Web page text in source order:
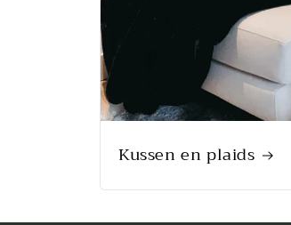
Kussen en plaids